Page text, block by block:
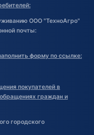
ООО "ТехноАгро"
почты:
форму по ссылке:
покупателей в
граждан и
городского